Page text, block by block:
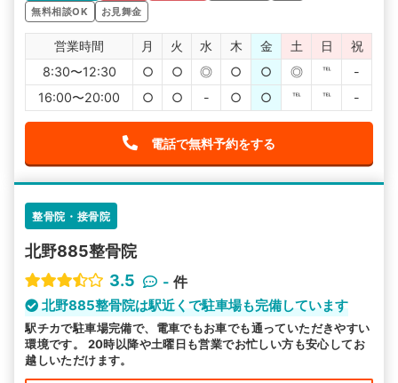
無料相談OK
お見舞金
営業時間 月 火 水 木 金 土 日
祝
8:30〜12:30
○ ○ ◎ ○ ○ ◎ ℡
-
16:00〜20:00
○ ○ - ○ ○ ℡ ℡ -
電話で無料予約をする
整骨院・接骨院
北野885整骨院
3.5
- 件
北野885整骨院は駅近くで駐車場も完備しています
駅チカで駐車場完備で、電車でもお車でも通っていただきやすい
環境です。 20時以降や土曜日も営業でお忙しい方も安心してお
越しいただけます。